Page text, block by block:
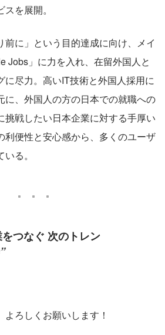
を展開。
前に」という目的達成に向け、メイ
Jobs」に力を入れ、在留外国人と
に尽力。高いIT技術と外国人採用に
に、外国人の方の日本での就職への
挑戦したい日本企業に対する手厚い
利便性と安心感から、多くのユーザ
る。
つなぐ 次のトレン
ろしくお願いします！